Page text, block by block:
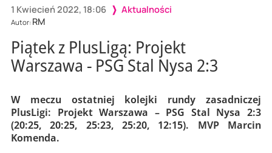
1 Kwiecień 2022, 18:06 Aktualności
Autor: RM
Piątek z PlusLigą: Projekt
Warszawa - PSG Stal Nysa 2:3
W meczu ostatniej kolejki rundy zasadniczej
PlusLigi: Projekt Warszawa – PSG Stal Nysa 2:3
(20:25, 20:25, 25:23, 25:20, 12:15). MVP Marcin
Komenda.